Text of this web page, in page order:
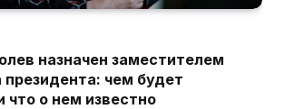
назначен заместителем
чем будет
что о нем известно